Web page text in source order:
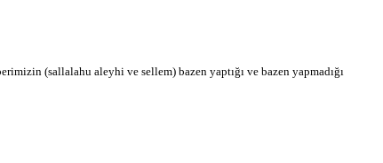
(sallalahu aleyhi ve sellem) bazen yaptığı ve bazen yapmadığı